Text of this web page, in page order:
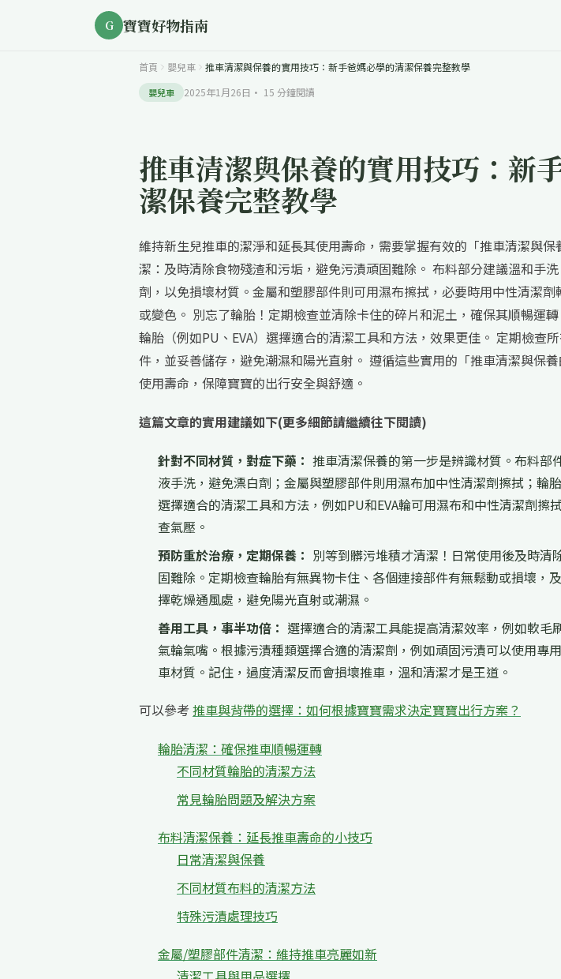
G 寶寶好物指南
首頁 嬰兒車 推車清潔與保養的實用技巧：新手爸媽必學的清潔保養完整教學
嬰兒車 2025年1月26日 · 15 分鐘閱讀
推車清潔與保養的實用技巧：新
潔保養完整教學
維持新生兒推車的潔淨和延長其使用壽命，需要掌握有效的「推車清潔與
潔：及時清除食物殘渣和污垢，避免污漬頑固難除。 布料部分建議溫和手
劑，以免損壞材質。金屬和塑膠部件則可用濕布擦拭，必要時用中性清潔
或變色。 別忘了輪胎！定期檢查並清除卡住的碎片和泥土，確保其順暢運
輪胎（例如PU、EVA）選擇適合的清潔工具和方法，效果更佳。 定期檢查
件，並妥善儲存，避免潮濕和陽光直射。 遵循這些實用的「推車清潔與保
使用壽命，保障寶寶的出行安全與舒適。
這篇文章的實用建議如下(更多細節請繼續往下閱讀)
針對不同材質，對症下藥： 推車清潔保養的第一步是辨識材質。布料部
液手洗，避免漂白劑；金屬與塑膠部件則用濕布加中性清潔劑擦拭；輪胎
選擇適合的清潔工具和方法，例如PU和EVA輪可用濕布和中性清潔劑擦
查氣壓。
預防重於治療，定期保養： 別等到髒污堆積才清潔！日常使用後及時清
固難除。定期檢查輪胎有無異物卡住、各個連接部件有無鬆動或損壞，
擇乾燥通風處，避免陽光直射或潮濕。
善用工具，事半功倍： 選擇適合的清潔工具能提高清潔效率，例如軟毛
氣輪氣嘴。根據污漬種類選擇合適的清潔劑，例如頑固污漬可以使用專
車材質。記住，過度清潔反而會損壞推車，溫和清潔才是王道。
可以參考推車與背帶的選擇：如何根據寶寶需求決定寶寶出行方案？
輪胎清潔：確保推車順暢運轉
不同材質輪胎的清潔方法
常見輪胎問題及解決方案
布料清潔保養：延長推車壽命的小技巧
日常清潔與保養
不同材質布料的清潔方法
特殊污漬處理技巧
金屬/塑膠部件清潔：維持推車亮麗如新